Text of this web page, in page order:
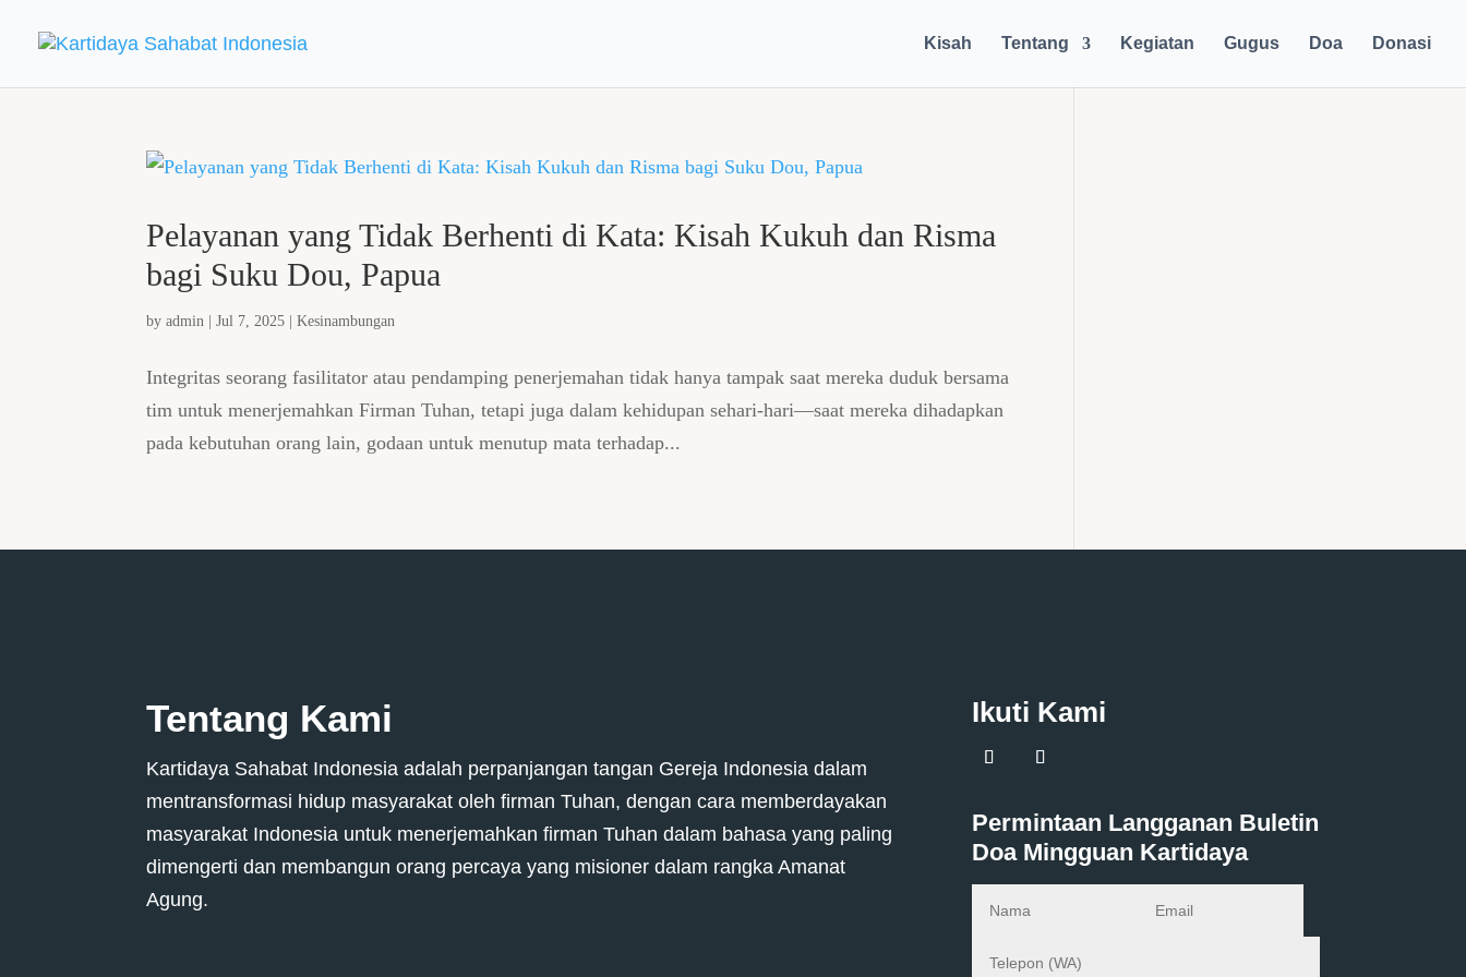
Kisah Tentang Kegiatan Gugus Doa Donasi
Pelayanan yang Tidak Berhenti di Kata: Kisah Kukuh dan Risma
bagi Suku Dou, Papua
byadmin |Jul 7, 2025 |Kesinambungan
Integritas seorang fasilitator atau pendamping penerjemahan tidak hanya tampak saat mereka duduk bersama
tim untuk menerjemahkan Firman Tuhan, tetapi juga dalam kehidupan sehari-hari—saat mereka dihadapkan
pada kebutuhan orang lain, godaan untuk menutup mata terhadap...
Tentang Kami
Kartidaya Sahabat Indonesia adalah perpanjangan tangan Gereja Indonesia dalam
mentransformasi hidup masyarakat oleh firman Tuhan, dengan cara memberdayakan
masyarakat Indonesia untuk menerjemahkan firman Tuhan dalam bahasa yang paling
dimengerti dan membangun orang percaya yang misioner dalam rangka Amanat
Agung.
Ikuti Kami
Permintaan Langganan Buletin
Doa Mingguan Kartidaya